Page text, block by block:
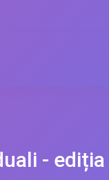
- ediția